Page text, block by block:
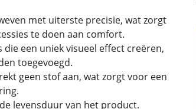
met uiterste precisie, wat zorgt
te doen aan comfort.
die een uniek visueel effect creëren,
toegevoegd.
geen stof aan, wat zorgt voor een
levensduur van het product.